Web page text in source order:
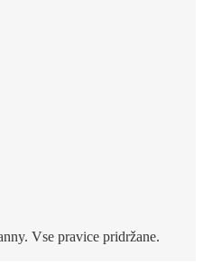
Vse pravice pridržane.